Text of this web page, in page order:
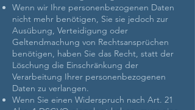
Wenn wir Ihre personenbezogenen Daten
nicht mehr benötigen, Sie sie jedoch zur
Ausübung, Verteidigung oder
Geltendmachung von Rechtsansprüchen
benötigen, haben Sie das Recht, statt der
Löschung die Einschränkung der
Verarbeitung Ihrer personenbezogenen
Daten zu verlangen.
Wenn Sie einen Widerspruch nach Art. 21